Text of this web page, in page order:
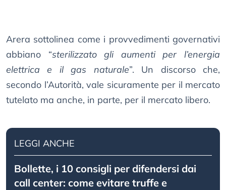
Arera sottolinea come i provvedimenti governativi
abbiano “sterilizzato gli aumenti per l’energia
elettrica e il gas naturale”. Un discorso che,
secondo l’Autorità, vale sicuramente per il mercato
tutelato ma anche, in parte, per il mercato libero.
LEGGI ANCHE
Bollette, i 10 consigli per difendersi dai
call center: come evitare truffe e